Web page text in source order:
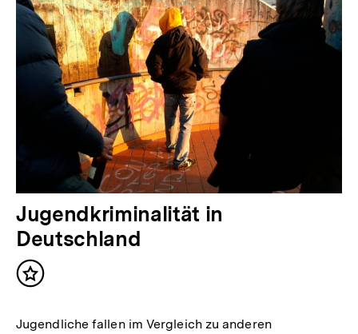
Jugendkriminalität in
Deutschland
Inhalt
Jugendliche fallen im Vergleich zu anderen